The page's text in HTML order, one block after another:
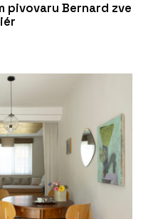
pivovaru Bernard zve